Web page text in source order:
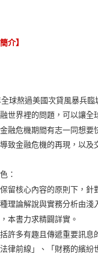
介】
球熬過美國次貸風暴兵
世界裡的問題，可以讓全
融危機期間有志一同想要
致金融危機的再現，以及
：
留核心內容的原則下，針
理論解說與實務分析由淺
本書力求精闢詳實。
許多有趣且傳遞重要訊息
律前線」、「財務的繽紛